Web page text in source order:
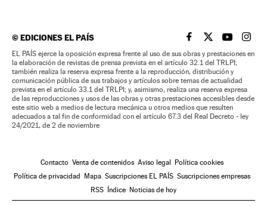
©EDICIONES EL PAÍS EL PAÍS BRASIL EN
EL PAÍSEL PAÍS
EL
EL PAÍS ejerce la oposición expresa frente al uso de sus obras y prestaciones en
la elaboración de revistas de prensa prevista en el artículo 32.1 del TRLPI;
también realiza la reserva expresa frente a la reproducción, distribución y
comunicación pública de sus trabajos y artículos sobre temas de actualidad
prevista en el artículo 33.1 del TRLPI; y, asimismo, realiza una reserva expresa
de las reproducciones y usos de las obras y otras prestaciones accesibles desde
este sitio web a medios de lectura mecánica u otros medios que resulten
adecuados a tal fin de conformidad con el artículo 67.3 del Real Decreto - ley
24/2021, de 2 de noviembre
Contacto Venta de contenidos Aviso legal Política cookies
Política de privacidad Mapa Suscripciones EL PAÍS Suscripciones empresas
RSS Índice Noticias de hoy